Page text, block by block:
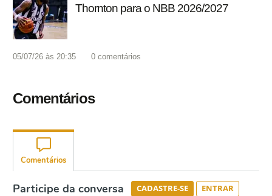
Thornton para o NBB 2026/2027
05/07/26 às 20:35 0 comentários
Comentários